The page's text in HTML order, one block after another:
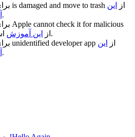
is damaged and move to trash از
این
استفاده کنید.
Apple cannot check it for malicious
از این آموزش
استفاده کنید.
unidentified developer app از
این
استفاده کنید.